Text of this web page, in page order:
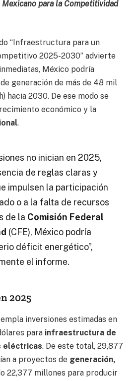
para la Competitividad
“Infraestructura para un
2025-2030” advierte
México podría
generación de más de 48 mil
hacia 2030. De ese modo se
económico y la
.
no inician en 2025,
de reglas claras y
impulsen la participación
o a la falta de recursos
de la Comisión Federal
(CFE), México podría
déficit energético”,
el informe.
2025
inversiones estimadas en
para infraestructura de
eléctricas. De este total, 29,877
a proyectos de generación,
22,377 millones para producir